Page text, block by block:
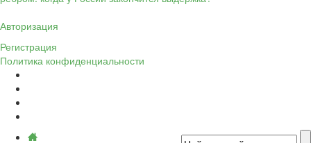
Авторизация
Регистрация
Политика конфиденциальности